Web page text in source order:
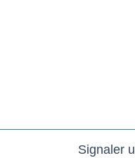
Signaler